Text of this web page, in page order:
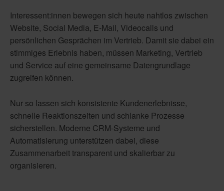
Interessent:innen bewegen sich heute nahtlos zwischen
Website, Social Media, E-Mail, Videocalls und
persönlichen Gesprächen im Vertrieb. Damit sie dabei ein
stimmiges Erlebnis haben, müssen Marketing, Vertrieb
und Service auf eine gemeinsame Datengrundlage
zugreifen können.
Nur so lassen sich konsistente Kundenerlebnisse,
schnelle Reaktionszeiten und schlanke Prozesse
sicherstellen. Moderne CRM-Systeme und
Automatisierung unterstützen dabei, diese
Zusammenarbeit transparent und skalierbar zu
organisieren.